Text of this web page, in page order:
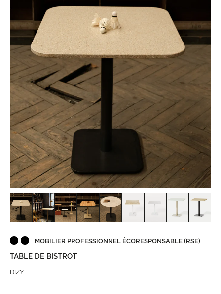
MOBILIER PROFESSIONNEL ÉCORESPONSABLE (RSE)
TABLE DE BISTROT
DIZY